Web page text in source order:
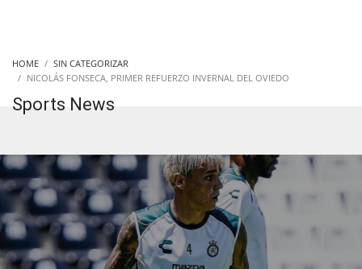
HOME
SIN CATEGORIZAR
NICOLÁS FONSECA, PRIMER REFUERZO INVERNAL DEL OVIEDO
Sports News